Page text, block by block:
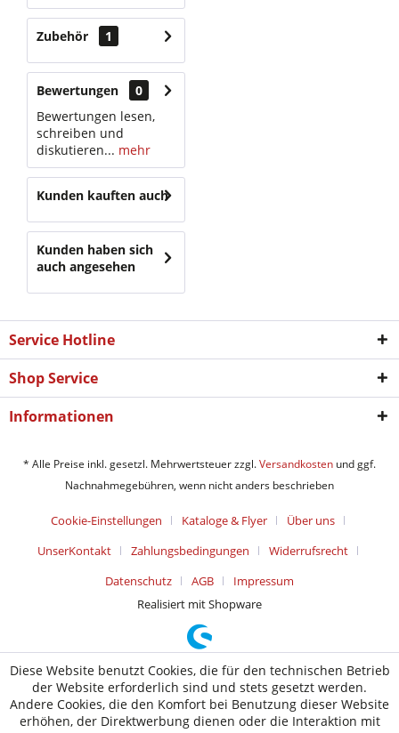
Zubehör 1
Bewertungen
0
Bewertungen lesen,
schreiben und
diskutieren... mehr
Kunden kauften auch
Kunden haben sich
auch angesehen
Service Hotline
Shop Service
Informationen
* Alle Preise inkl. gesetzl. Mehrwertsteuer zzgl.Versandkosten und ggf.
Nachnahmegebühren, wenn nicht anders beschrieben
Cookie-Einstellungen Kataloge & Flyer
Über uns
UnserKontakt
Zahlungsbedingungen
Widerrufsrecht
Datenschutz
AGB
Impressum
Realisiert mit Shopware
Diese Website benutzt Cookies, die für den technischen Betrieb
der Website erforderlich sind und stets gesetzt werden.
Andere Cookies, die den Komfort bei Benutzung dieser Website
erhöhen, der Direktwerbung dienen oder die Interaktion mit